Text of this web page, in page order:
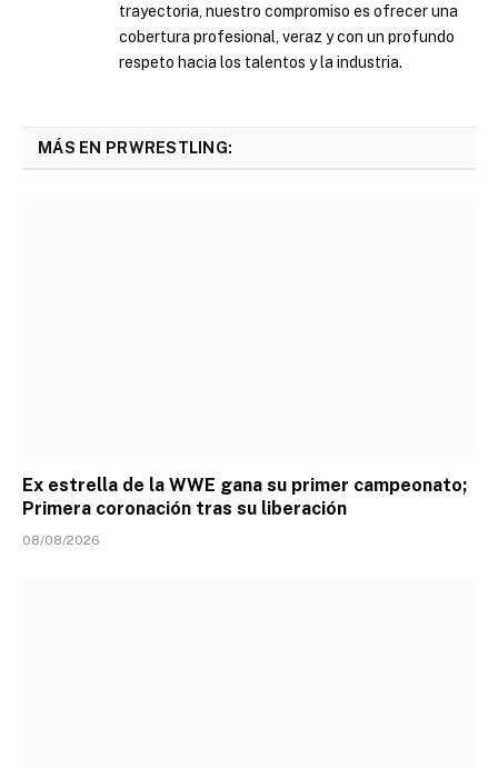
trayectoria, nuestro compromiso es ofrecer una
cobertura profesional, veraz y con un profundo
respeto hacia los talentos y la industria.
MÁS EN PRWRESTLING:
Ex estrella de la WWE gana su primer campeonato;
Primera coronación tras su liberación
08/08/2026